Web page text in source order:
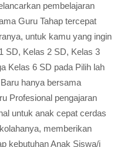
pembelajaran
Guru Tahap tercepat
untuk kamu yang ingin
SD, Kelas 2 SD, Kelas 3
Kelas 6 SD pada Pilih lah
hanya bersama
Profesional pengajaran
untuk anak cepat cerdas
memberikan
kebutuhan Anak Siswa/i